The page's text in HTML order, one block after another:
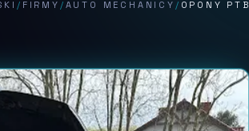
/ FIRMY / AUTO MECHANICY / OPONY PTB